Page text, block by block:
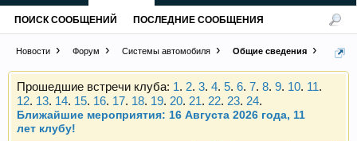
Новости Форум Системы автомобиля Общие сведения
Чип-тюнинг (прошивка) дизелей от
Vahmurka
Прошедшие встречи клуба: 1. 2. 3. 4. 5. 6. 7. 8. 9. 10. 11.
12. 13. 14. 15. 16. 17. 18. 19. 20. 21. 22. 23. 24.
Ближайшие мероприятия: 16 Августа 2026 года, 11
лет клубу!
ПОИСК СООБЩЕНИЙ ПОСЛЕДНИЕ СООБЩЕНИЯ